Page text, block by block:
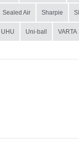
Sealed Air Sharpie
UHU Uni-ball VARTA